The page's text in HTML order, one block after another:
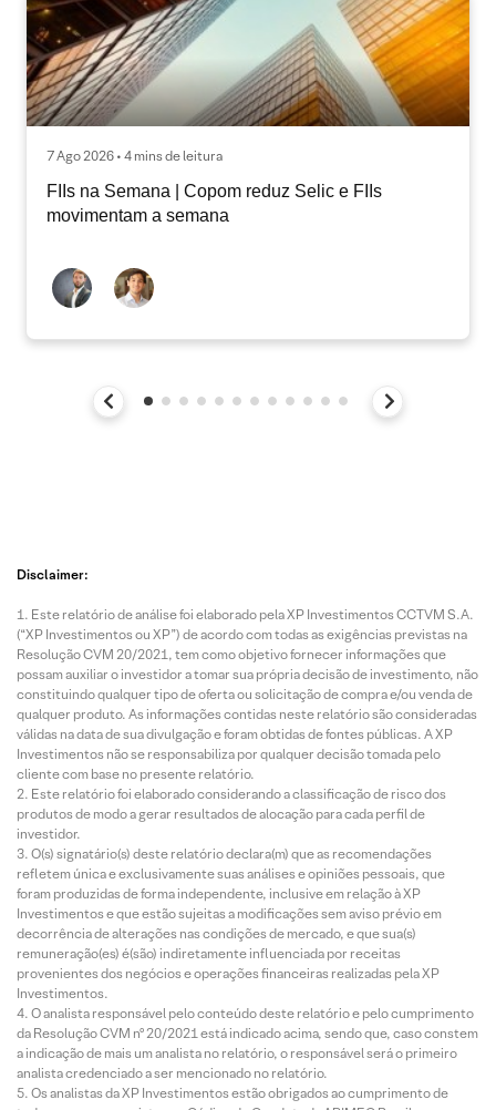
7 Ago 2026 • 4 mins de leitura
FIIs na Semana | Copom reduz Selic e FIIs
movimentam a semana
Disclaimer:
Este relatório de análise foi elaborado pela XP Investimentos CCTVM S.A.
(“XP Investimentos ou XP”) de acordo com todas as exigências previstas na
Resolução CVM 20/2021, tem como objetivo fornecer informações que
possam auxiliar o investidor a tomar sua própria decisão de investimento, não
constituindo qualquer tipo de oferta ou solicitação de compra e/ou venda de
qualquer produto. As informações contidas neste relatório são consideradas
válidas na data de sua divulgação e foram obtidas de fontes públicas. A XP
Investimentos não se responsabiliza por qualquer decisão tomada pelo
cliente com base no presente relatório.
Este relatório foi elaborado considerando a classificação de risco dos
produtos de modo a gerar resultados de alocação para cada perfil de
investidor.
O(s) signatário(s) deste relatório declara(m) que as recomendações
refletem única e exclusivamente suas análises e opiniões pessoais, que
foram produzidas de forma independente, inclusive em relação à XP
Investimentos e que estão sujeitas a modificações sem aviso prévio em
decorrência de alterações nas condições de mercado, e que sua(s)
remuneração(es) é(são) indiretamente influenciada por receitas
provenientes dos negócios e operações financeiras realizadas pela XP
Investimentos.
O analista responsável pelo conteúdo deste relatório e pelo cumprimento
da Resolução CVM nº 20/2021 está indicado acima, sendo que, caso constem
a indicação de mais um analista no relatório, o responsável será o primeiro
analista credenciado a ser mencionado no relatório.
Os analistas da XP Investimentos estão obrigados ao cumprimento de